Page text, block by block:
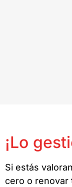
¡Lo
Si estás
cero o renovar